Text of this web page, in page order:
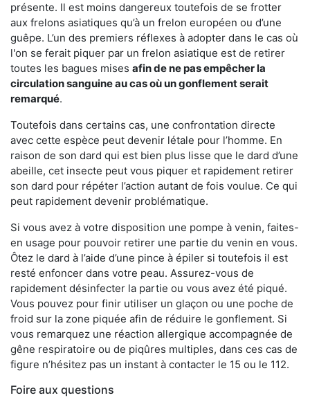
présente. Il est moins dangereux toutefois de se frotter
aux frelons asiatiques qu’à un frelon européen ou d’une
guêpe. L’un des premiers réflexes à adopter dans le cas où
l'on se ferait piquer par un frelon asiatique est de retirer
toutes les bagues mises afin de ne pas empêcher la
circulation sanguine au cas où un gonflement serait
remarqué.
Toutefois dans certains cas, une confrontation directe
avec cette espèce peut devenir létale pour l’homme. En
raison de son dard qui est bien plus lisse que le dard d’une
abeille, cet insecte peut vous piquer et rapidement retirer
son dard pour répéter l’action autant de fois voulue. Ce qui
peut rapidement devenir problématique.
Si vous avez à votre disposition une pompe à venin, faites-
en usage pour pouvoir retirer une partie du venin en vous.
Ôtez le dard à l’aide d’une pince à épiler si toutefois il est
resté enfoncer dans votre peau. Assurez-vous de
rapidement désinfecter la partie ou vous avez été piqué.
Vous pouvez pour finir utiliser un glaçon ou une poche de
froid sur la zone piquée afin de réduire le gonflement. Si
vous remarquez une réaction allergique accompagnée de
gêne respiratoire ou de piqûres multiples, dans ces cas de
figure n’hésitez pas un instant à contacter le 15 ou le 112.
Foire aux questions